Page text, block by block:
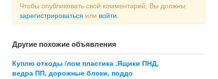
Чтобы опубликовать свой комментарий, Вы должны
зарегистрироваться или войти.
Другие похожие объявления
Куплю отходы /лом пластика .Ящики ПНД,
ведра ПП, дорожные блоки, поддо